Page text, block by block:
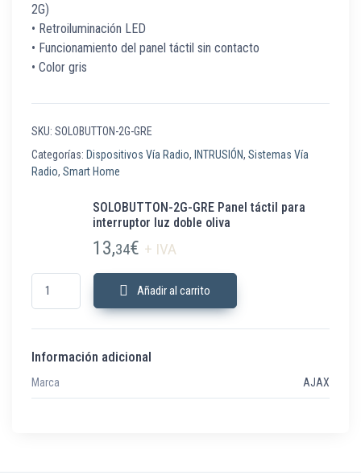
2G)
• Retroiluminación LED
• Funcionamiento del panel táctil sin contacto
• Color gris
SKU: SOLOBUTTON-2G-GRE
Categorías: Dispositivos Vía Radio, INTRUSIÓN, Sistemas Vía
Radio, Smart Home
SOLOBUTTON-2G-GRE Panel táctil para
interruptor luz doble oliva
13,34€ + IVA
SOLOBUTTON-2G-GRE Panel táctil para interruptor luz doble oliva
Añadir al carrito
Información adicional
Marca AJAX